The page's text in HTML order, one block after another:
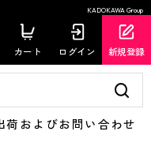
KADOKAWA Group
カート ログイン 新規登録
およびお問い合わせ